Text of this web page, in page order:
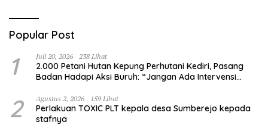
Popular Post
1 Juli 20, 2026 238 Lihat
2.000 Petani Hutan Kepung Perhutani Kediri, Pasang
Badan Hadapi Aksi Buruh: “Jangan Ada Intervensi
2 Agustus 2, 2026 159 Lihat
Perlakuan TOXIC PLT kepala desa Sumberejo kepada
stafnya